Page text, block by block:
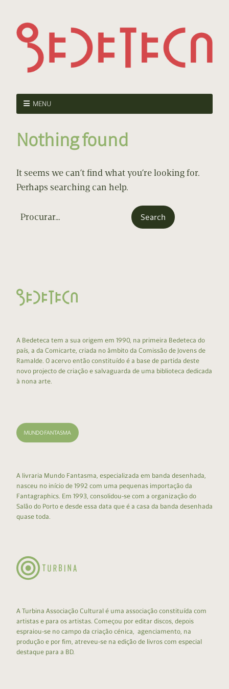
MENU
Nothing found
It seems we can’t find what you’re looking for.
Perhaps searching can help.
A Bedeteca tem a sua origem em 1990, na primeira Bedeteca do
país, a da Comicarte, criada no âmbito da Comissão de Jovens de
Ramalde. O acervo então constituído é a base de partida deste
novo projecto de criação e salvaguarda de uma biblioteca dedicada
à nona arte.
A livraria Mundo Fantasma, especializada em banda desenhada,
nasceu no início de 1992 com uma pequenas importação da
Fantagraphics. Em 1993, consolidou-se com a organização do
Salão do Porto e desde essa data que é a casa da banda desenhada
quase toda.
A Turbina Associação Cultural é uma associação constituída com
artistas e para os artistas. Começou por editar discos, depois
espraiou-se no campo da criação cénica, agenciamento, na
produção e por fim, atreveu-se na edição de livros com especial
destaque para a BD.